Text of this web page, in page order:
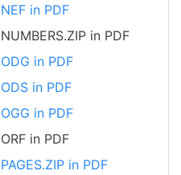
NEF in PDF
NUMBERS.ZIP in PDF
ODG in PDF
ODS in PDF
OGG in PDF
ORF in PDF
PAGES.ZIP in PDF